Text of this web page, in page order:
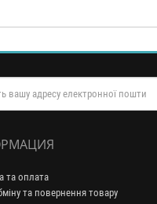
та оплата
та повернення товару